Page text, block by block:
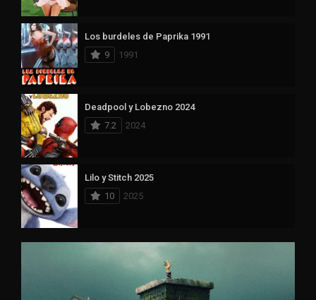
Los burdeles de Paprika 1991
9
1991
Deadpool y Lobezno 2024
7.2
2024
Lilo y Stitch 2025
10
2025